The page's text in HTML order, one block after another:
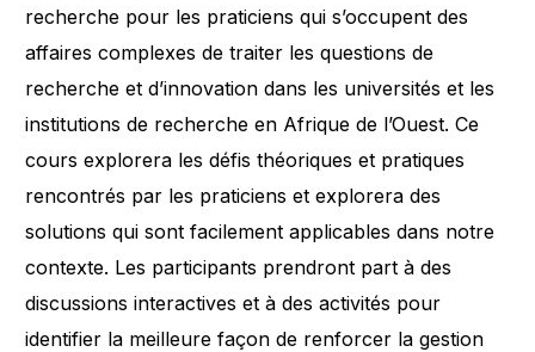
recherche pour les praticiens qui s’occupent des
affaires complexes de traiter les questions de
recherche et d’innovation dans les universités et les
institutions de recherche en Afrique de l’Ouest. Ce
cours explorera les défis théoriques et pratiques
rencontrés par les praticiens et explorera des
solutions qui sont facilement applicables dans notre
contexte. Les participants prendront part à des
discussions interactives et à des activités pour
identifier la meilleure façon de renforcer la gestion